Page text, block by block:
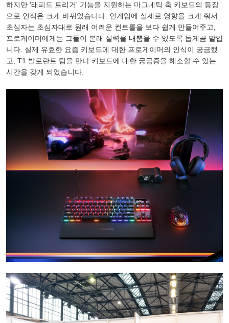
하지만 '래피드 트리거' 기능을 지원하는 마그네틱 축 키보드의 등장
으로 인식은 크게 바뀌었습니다. 인게임에 실제로 영향을 크게 줘서
초심자는 초심자대로 원래 어려운 컨트롤을 보다 쉽게 만들어주고,
프로게이머에게는 그들이 본래 실력을 내뿜을 수 있도록 돕게끔 말입
니다. 실제 유효한 요즘 키보드에 대한 프로게이머의 인식이 궁금했
고, T1 발로란트 팀을 만나 키보드에 대한 궁금증을 해소할 수 있는
시간을 갖게 되었습니다.